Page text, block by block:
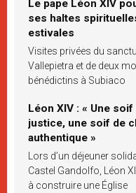
Le pape Léon XIV
ses haltes
estivales
Visites privées du
Vallepietra et de deux
bénédictins à Subiaco
Léon XIV : « Une soif
justice, une soif de
authentique »
Lors d’un déjeuner
Castel Gandolfo, Léon
à construire une Église